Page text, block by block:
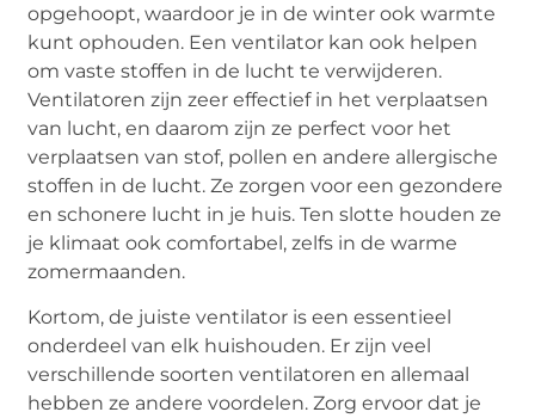
opgehoopt, waardoor je in de winter ook warmte
kunt ophouden. Een ventilator kan ook helpen
om vaste stoffen in de lucht te verwijderen.
Ventilatoren zijn zeer effectief in het verplaatsen
van lucht, en daarom zijn ze perfect voor het
verplaatsen van stof, pollen en andere allergische
stoffen in de lucht. Ze zorgen voor een gezondere
en schonere lucht in je huis. Ten slotte houden ze
je klimaat ook comfortabel, zelfs in de warme
zomermaanden.
Kortom, de juiste ventilator is een essentieel
onderdeel van elk huishouden. Er zijn veel
verschillende soorten ventilatoren en allemaal
hebben ze andere voordelen. Zorg ervoor dat je